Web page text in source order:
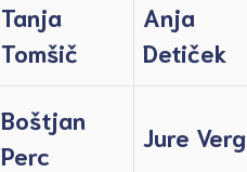
Tanja
Tomšič
Anja
Detiček
Boštjan
Perc
Jure